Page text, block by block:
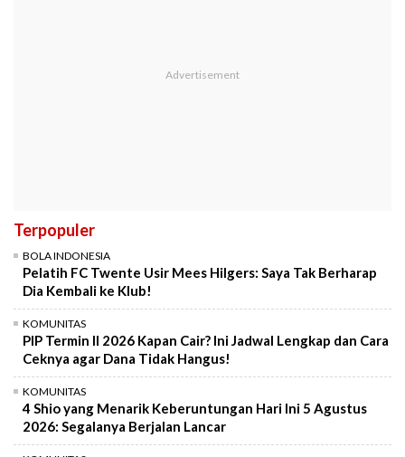
Terpopuler
BOLA INDONESIA
Pelatih FC Twente Usir Mees Hilgers: Saya Tak Berharap
Dia Kembali ke Klub!
KOMUNITAS
PIP Termin II 2026 Kapan Cair? Ini Jadwal Lengkap dan Cara
Ceknya agar Dana Tidak Hangus!
KOMUNITAS
4 Shio yang Menarik Keberuntungan Hari Ini 5 Agustus
2026: Segalanya Berjalan Lancar